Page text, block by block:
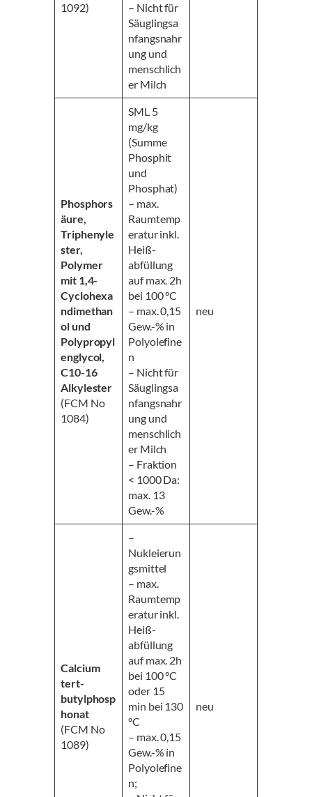
1092)
– Nicht für
Säuglingsa
nfangsnahr
ung und
menschlich
er Milch
Phosphors
äure,
Triphenyle
ster,
Polymer
mit 1,4-
Cyclohexa
ndimethan
ol und
Polypropyl
englycol,
C10-16
Alkylester
(FCM No
1084)
SML 5
mg/kg
(Summe
Phosphit
und
Phosphat)
– max.
Raumtemp
eratur inkl.
Heiß-
abfüllung
auf max. 2h
bei 100 °C
– max. 0,15
Gew.-% in
Polyolefine
n
– Nicht für
Säuglingsa
nfangsnahr
ung und
menschlich
er Milch
– Fraktion
< 1000 Da:
max. 13
Gew.-%
neu
Calcium
tert-
butylphosp
honat
(FCM No
1089)
–
Nukleierun
gsmittel
– max.
Raumtemp
eratur inkl.
Heiß-
abfüllung
auf max. 2h
bei 100 °C
oder 15
min bei 130
°C
– max. 0,15
Gew.-% in
Polyolefine
n;
neu